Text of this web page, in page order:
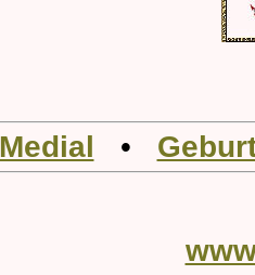
Medial •